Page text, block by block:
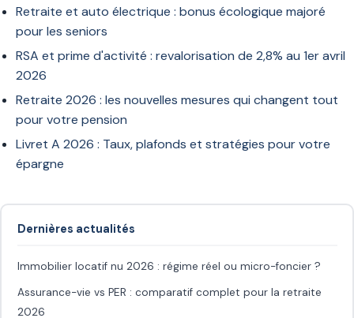
Retraite et auto électrique : bonus écologique majoré
pour les seniors
RSA et prime d'activité : revalorisation de 2,8% au 1er avril
2026
Retraite 2026 : les nouvelles mesures qui changent tout
pour votre pension
Livret A 2026 : Taux, plafonds et stratégies pour votre
épargne
Dernières actualités
Immobilier locatif nu 2026 : régime réel ou micro-foncier ?
Assurance-vie vs PER : comparatif complet pour la retraite
2026